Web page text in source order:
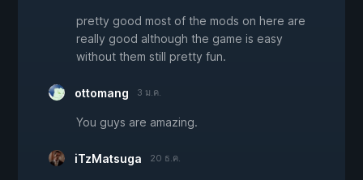
pretty good most of the mods on here are
really good although the game is easy
without them still pretty fun.
ottomang 3 ม.ค.
You guys are amazing.
iTzMatsuga 20 ธ.ค.